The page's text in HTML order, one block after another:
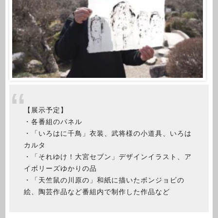
【展示予定】
・各番組のパネル
・「いろはに千鳥」衣装、武将様の小道具、いろは
カルタ
・「それゆけ！大宮セブン」デザインイラスト、ア
イボリーズゆかりの品
・「天竺鼠の川原の」和紙に描いたボンジョビの
絵、陶芸作品など番組内で制作した作品など